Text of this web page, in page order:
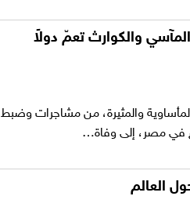
والكوارث تعمّ دولاً
والمثيرة، من مشاجرات وضبط
في مصر، إلى وفاة…
العالم